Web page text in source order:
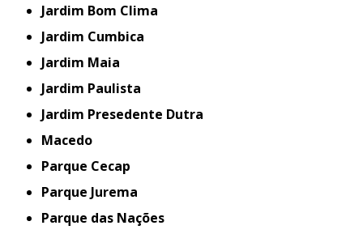
Jardim Bom Clima
Jardim Cumbica
Jardim Maia
Jardim Paulista
Jardim Presedente Dutra
Macedo
Parque Cecap
Parque Jurema
Parque das Nações